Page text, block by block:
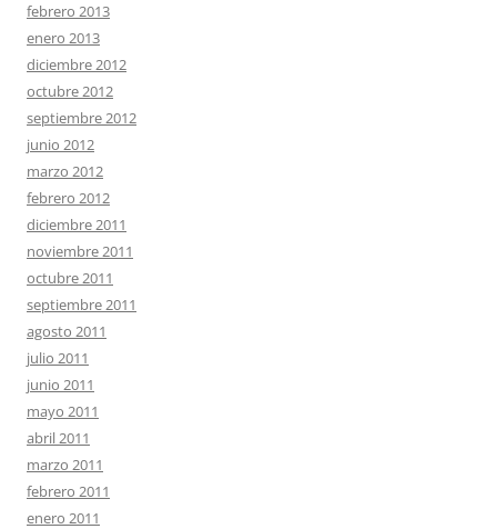
febrero 2013
enero 2013
diciembre 2012
octubre 2012
septiembre 2012
junio 2012
marzo 2012
febrero 2012
diciembre 2011
noviembre 2011
octubre 2011
septiembre 2011
agosto 2011
julio 2011
junio 2011
mayo 2011
abril 2011
marzo 2011
febrero 2011
enero 2011